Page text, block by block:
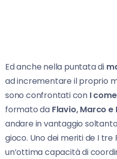
Ed anche nella puntata di
ad incrementare il proprio
sono confrontati con I
formato da Flavio, Marco e
andare in vantaggio
gioco. Uno dei meriti de I tre
un’ottima capacità di